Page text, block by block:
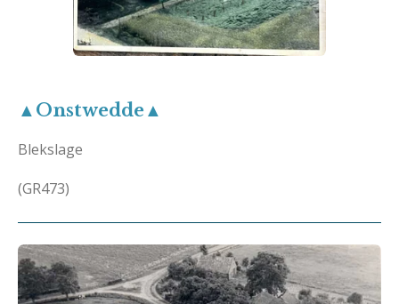
▲Onstwedde▲
Blekslage
(GR473)